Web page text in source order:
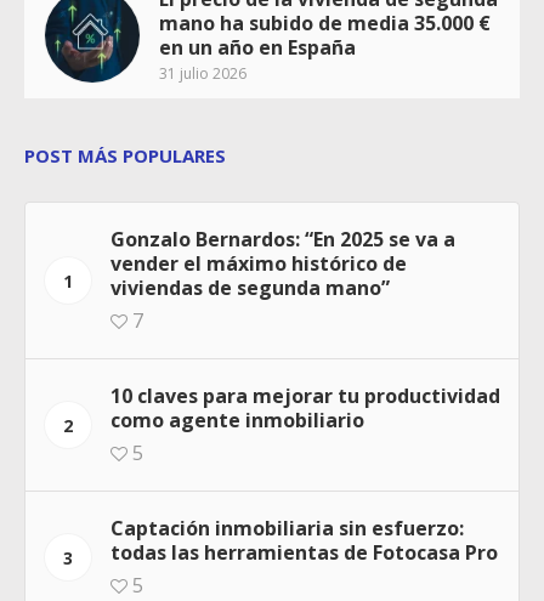
mano ha subido de media 35.000 €
en un año en España
31 julio 2026
POST MÁS POPULARES
1
Gonzalo Bernardos: “En 2025 se va a
vender el máximo histórico de
viviendas de segunda mano”
7
2
10 claves para mejorar tu productividad
como agente inmobiliario
5
3
Captación inmobiliaria sin esfuerzo:
todas las herramientas de Fotocasa Pro
5